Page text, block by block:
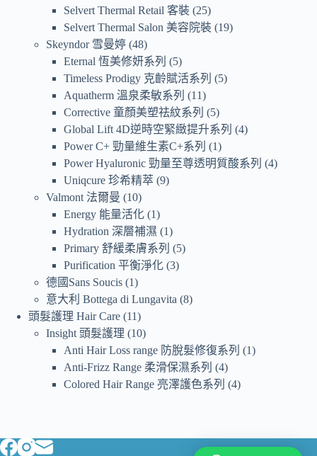
Selvert Thermal Retail 客裝 25
Selvert Thermal Salon 美容院裝 19
Skeyndor 雪曼婷 48
Eternal 恆美修妍系列
5
Timeless Prodigy 克齡賦活系列
5
Aquatherm 溫泉柔敏系列
11
Corrective 童顏美塑祛紋系列
5
Global Lift 4D逆時空緊緻提升系列
4
Power C+ 勁量維生素C+系列
1
Power Hyaluronic 勁量至尊透明質酸系列
4
Uniqcure 珍希精萃 9
Valmont 法爾曼
10
Energy 能量活化 1
Hydration 深層補濕
1
Primary 舒緩柔膚系列
5
Purification 平衡淨化 3
德國Sans Soucis 1
意大利 Bottega di Lungavita 8
頭髮護理 Hair Care 11
Insight 頭髮護理
10
Anti Hair Loss range 防脫髮修復系列
1
Anti-Frizz Range 柔滑保濕系列
4
Colored Hair Range 亮澤護色系列
4